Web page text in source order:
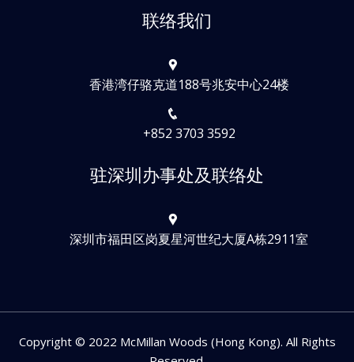
联络我们
香港湾仔骆克道188号兆安中心24楼
+852 3703 3592
驻深圳办事处及联络处
深圳市福田区岗夏星河世纪大厦A栋2911室
Copyright © 2022 McMillan Woods (Hong Kong). All Rights